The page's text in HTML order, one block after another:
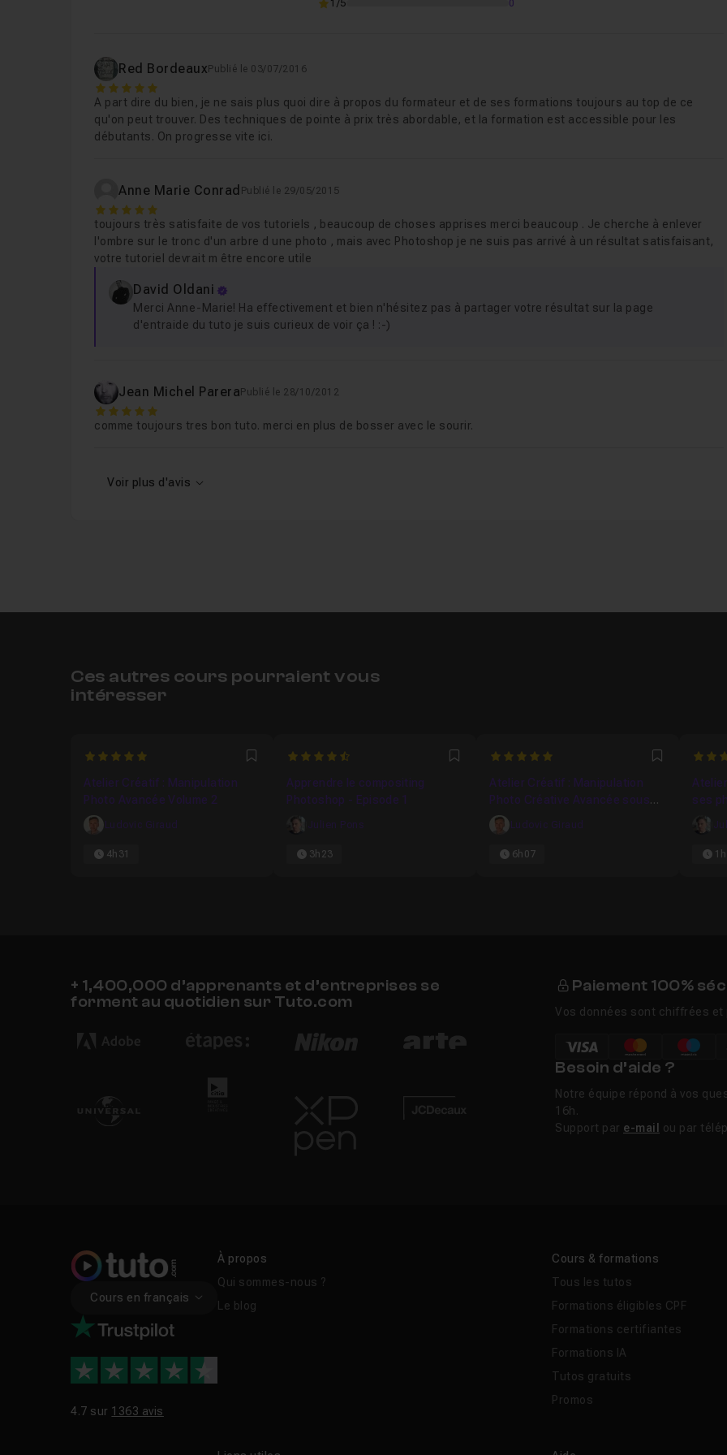
1/5
0
Red Bordeaux Publié le 03/07/2016
5
A part dire du bien, je ne sais plus quoi dire à propos du formateur et de ses formations toujours au top de ce
qu'on peut trouver. Des techniques de pointe à prix très abordable, et la formation est accessible pour les
débutants. On progresse vite ici.
Anne Marie Conrad Publié le 29/05/2015
5
toujours très satisfaite de vos tutoriels , beaucoup de choses apprises merci beaucoup . Je cherche à enlever
l'ombre sur le tronc d'un arbre d une photo , mais avec Photoshop je ne suis pas arrivé à un résultat satisfaisant,
votre tutoriel devrait m être encore utile
David Oldani
Merci Anne-Marie! Ha effectivement et bien n'hésitez pas à partager votre résultat sur la page
d'entraide du tuto je suis curieux de voir ça ! :-)
Jean Michel Parera Publié le 28/10/2012
5
comme toujours tres bon tuto. merci en plus de bosser avec le sourir.
Voir plus d'avis
Ces autres cours pourraient vous
intéresser
5 Favori
Atelier Créatif : Manipulation
Photo Avancée Volume 2
Ludovic Giraud
4h31
4.3846153846154 Favori
Apprendre le compositing
Photoshop - Episode 1
Julien Pons
3h23
5 Favori
Atelier Créatif : Manipulation
Photo Créative Avancée sous
Photoshop Volume 5
Ludovic Giraud
6h07
5
ses
+ 1,400,000 d’apprenants et d’entreprises se
forment au quotidien sur Tuto.com
Paiement 100%
Vos données sont chiffrées
Besoin d’aide ?
Notre équipe répond à vos
16h.
Support par e-mail ou par
Cours en français
4.7 sur 1363 avis
À propos
Qui sommes-nous ?
Le blog
Cours & formations
Tous les tutos
Formations éligibles CPF
Formations certifiantes
Formations IA
Tutos gratuits
Promos